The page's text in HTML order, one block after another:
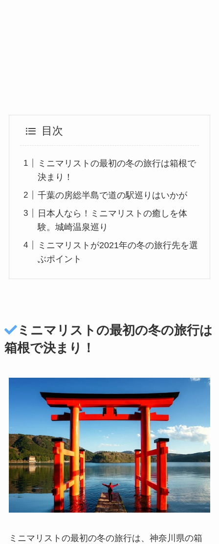
目次
ミニマリストの最初の冬の旅行は箱根で
決まり！
千葉の房総半島で道の駅巡りはいかが
日本人なら！ミニマリストの癒しを体
験。城崎温泉巡り
ミニマリストが2021年の冬の旅行先を選
ぶポイント
ミニマリストの最初の冬の旅行は
箱根で決まり！
ミニマリストの最初の冬の旅行は、神奈川県の箱